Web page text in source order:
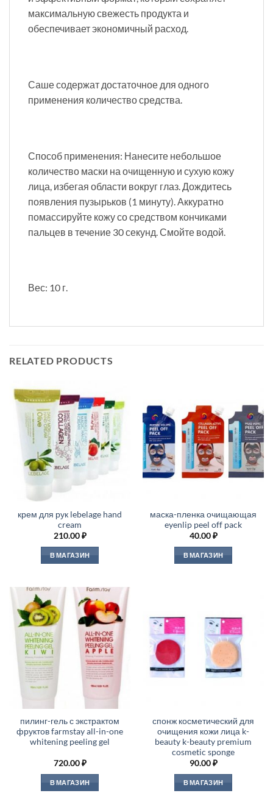
максимальную свежесть продукта и
обеспечивает экономичный расход.
Саше содержат достаточное для одного
применения количество средства.
Способ применения: Нанесите небольшое
количество маски на очищенную и сухую кожу
лица, избегая области вокруг глаз. Дождитесь
появления пузырьков (1 минуту). Аккуратно
помассируйте кожу со средством кончиками
пальцев в течение 30 секунд. Смойте водой.
Вес: 10 г.
RELATED PRODUCTS
крем для рук lebelage hand
cream
210.00₽
В МАГАЗИН
маска-пленка очищающая
eyenlip peel off pack
40.00₽
В МАГАЗИН
пилинг-гель с экстрактом
фруктов farmstay all-in-one
whitening peeling gel
720.00₽
В МАГАЗИН
спонж косметический для
очищения кожи лица k-
beauty k-beauty premium
cosmetic sponge
90.00₽
В МАГАЗИН